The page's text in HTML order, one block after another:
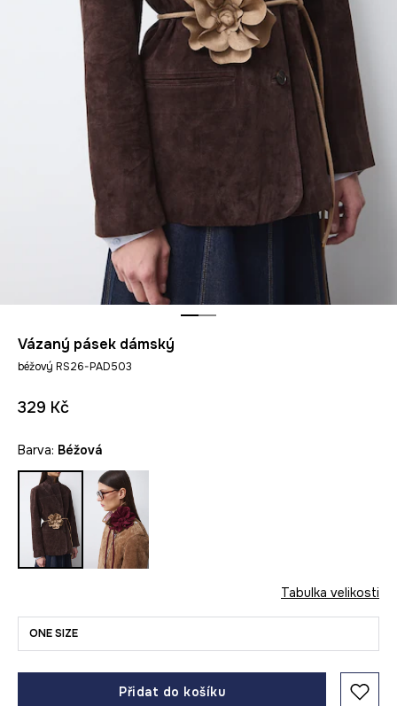
Vázaný pásek dámský
béžový RS26-PAD503
329 Kč
Barva: béžová
Tabulka velikosti
ONE SIZE
Přidat do košíku